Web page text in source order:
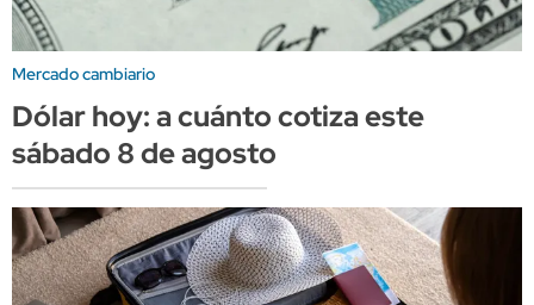
Mercado cambiario
Dólar hoy: a cuánto cotiza este
sábado 8 de agosto